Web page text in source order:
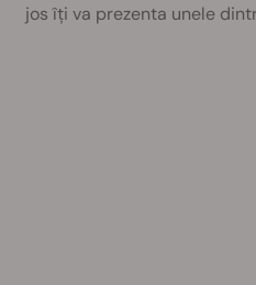
jos îți va prezenta unele